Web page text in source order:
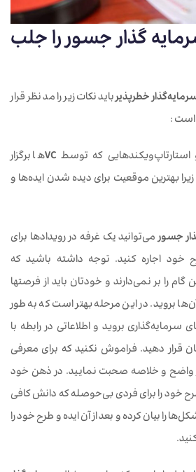
گذار جسوررا جلب
خطرپذیرباید نکات زیر را مد نظر قرار
است :
VCها برگزار
بهترین موقعیت برای دیده شدن ایده‌ها و
جسورمی‌توانید یک غرفه در رویدادها برای
خود اجاره کنید. توجه داشته باشید که
سرمایه‌گذاران معمولا اولین گام را بر نمی‌دارند و خودتان باید از فرصت‎ها
بروید. در این مرحله بهتر است که به طور
بروید و اطلاعاتی در رابطه با
قرار دهید. فراموش نکنید که برای معرفی
واضح و خلاصه صحبت نمایید. در ذهن خود
خود را برای فردی بی‌حوصله که دانش کافی
را بیان کرده و بعد از آن ایده و طرح خود را